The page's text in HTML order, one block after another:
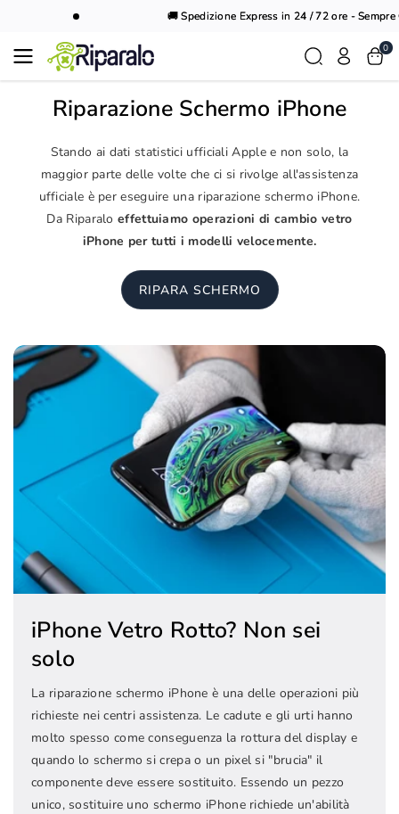
🚚 Spedizione Express in 24 / 72 ore - Sempre
0
Riparazione Schermo iPhone
Stando ai dati statistici ufficiali Apple e non solo, la
maggior parte delle volte che ci si rivolge all'assistenza
ufficiale è per eseguire una riparazione schermo iPhone.
Da Riparaloeffettuiamo operazioni di cambio vetro
iPhone per tutti i modelli velocemente.
RIPARA SCHERMO
iPhone Vetro Rotto? Non sei
solo
La riparazione schermo iPhone è una delle operazioni più
richieste nei centri assistenza. Le cadute e gli urti hanno
molto spesso come conseguenza la rottura del display e
quando lo schermo si crepa o un pixel si "brucia" il
componente deve essere sostituito. Essendo un pezzo
unico, sostituire uno schermo iPhone richiede un'abilità